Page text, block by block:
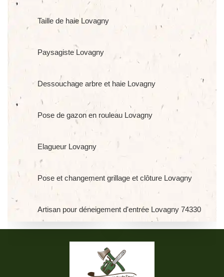
Taille de haie Lovagny
Paysagiste Lovagny
Dessouchage arbre et haie Lovagny
Pose de gazon en rouleau Lovagny
Elagueur Lovagny
Pose et changement grillage et clôture Lovagny
Artisan pour déneigement d'entrée Lovagny 74330